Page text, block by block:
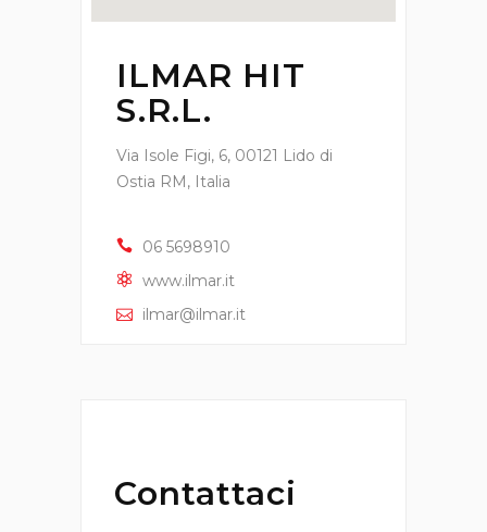
ILMAR HIT
S.R.L.
Via Isole Figi, 6, 00121 Lido di
Ostia RM, Italia
06 5698910
www.ilmar.it
ilmar@ilmar.it
Contattaci